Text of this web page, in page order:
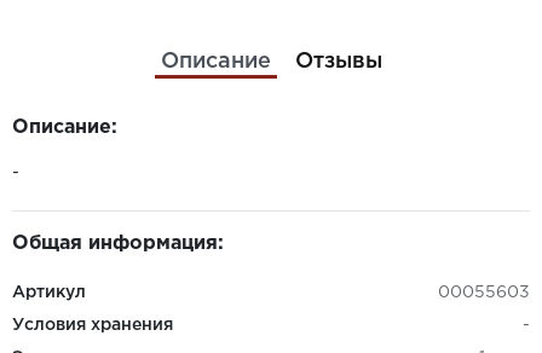
Описание Отзывы
Описание:
-
Общая информация:
Артикул 00055603
Условия хранения -